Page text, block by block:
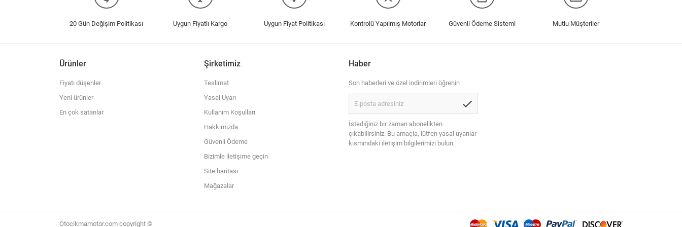
20 Gün Değişim Politikası Uygun Fiyatlı Kargo Uygun Fiyat Politikası Kontrolü Yapılmış Motorlar Güvenli Ödeme Sistemi Mutlu Müşteriler
Ürünler
Fiyatı düşenler
Yeni ürünler
En çok satanlar
Şirketimiz
Teslimat
Yasal Uyarı
Kullanım Koşulları
Hakkımızda
Güvenli Ödeme
Bizimle iletişime geçin
Site haritası
Mağazalar
Haber
Son haberleri ve özel indirimleri öğrenin
check
İstediğiniz bir zaman abonelikten
çıkabilirsiniz. Bu amaçla, lütfen yasal uyarılar
kısmındaki iletişim bilgilerimizi bulun.
Otocikmamotor.com copyright ©